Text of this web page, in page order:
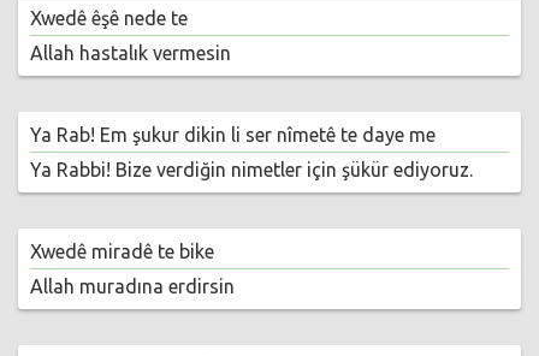
Xwedê êşê nede te
Allah hastalık vermesin
Ya Rab! Em şukur dikin li ser nîmetê te daye me
Ya Rabbi! Bize verdiğin nimetler için şükür ediyoruz.
Xwedê miradê te bike
Allah muradına erdirsin